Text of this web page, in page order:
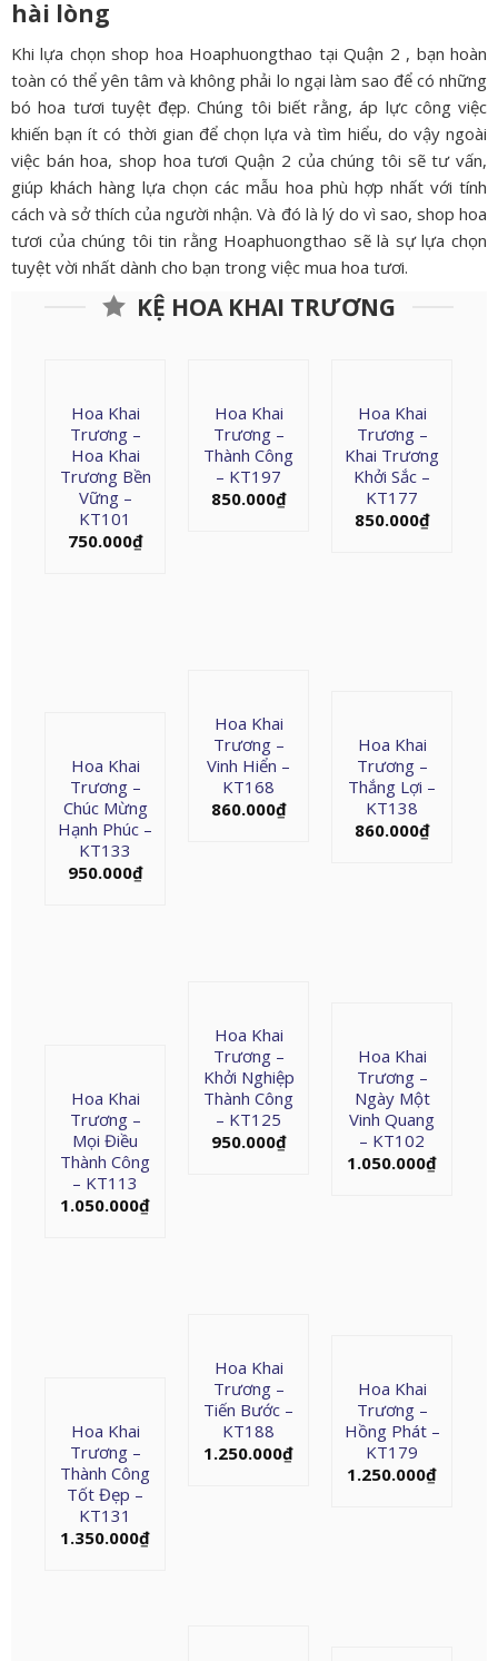
hài lòng
Khi lựa chọn shop hoa Hoaphuongthao tại Quận 2 , bạn hoàn
toàn có thể yên tâm và không phải lo ngại làm sao để có những
bó hoa tươi tuyệt đẹp. Chúng tôi biết rằng, áp lực công việc
khiến bạn ít có thời gian để chọn lựa và tìm hiểu, do vậy ngoài
việc bán hoa, shop hoa tươi Quận 2 của chúng tôi sẽ tư vấn,
giúp khách hàng lựa chọn các mẫu hoa phù hợp nhất với tính
cách và sở thích của người nhận. Và đó là lý do vì sao, shop hoa
tươi của chúng tôi tin rằng Hoaphuongthao sẽ là sự lựa chọn
tuyệt vời nhất dành cho bạn trong việc mua hoa tươi.
KỆ HOA KHAI TRƯƠNG
Hoa Khai
Trương –
Hoa Khai
Trương Bền
Vững –
KT101
750.000₫
Hoa Khai
Trương –
Thành Công
– KT197
850.000₫
Hoa Khai
Trương –
Khai Trương
Khởi Sắc –
KT177
850.000₫
Hoa Khai
Trương –
Vinh Hiển –
KT168
860.000₫
Hoa Khai
Trương –
Thắng Lợi –
KT138
860.000₫
Hoa Khai
Trương –
Chúc Mừng
Hạnh Phúc –
KT133
950.000₫
Hoa Khai
Trương –
Khởi Nghiệp
Thành Công
– KT125
950.000₫
Hoa Khai
Trương –
Ngày Một
Vinh Quang
– KT102
1.050.000₫
Hoa Khai
Trương –
Mọi Điều
Thành Công
– KT113
1.050.000₫
Hoa Khai
Trương –
Tiến Bước –
KT188
1.250.000₫
Hoa Khai
Trương –
Hồng Phát –
KT179
1.250.000₫
Hoa Khai
Trương –
Thành Công
Tốt Đẹp –
KT131
1.350.000₫